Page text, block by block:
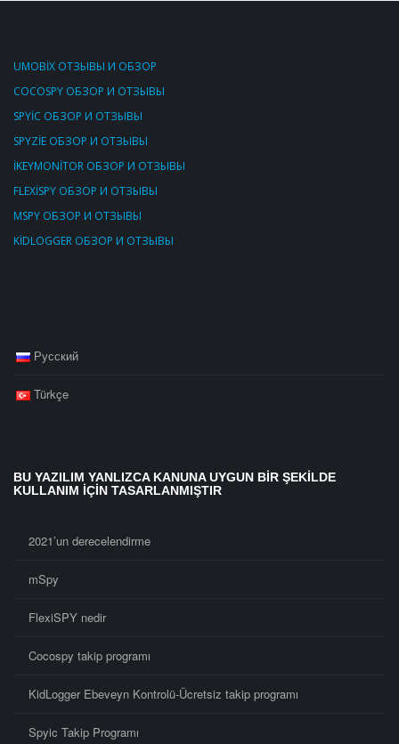
UMOBİX ОТЗЫВЫ И ОБЗОР
COCOSPY ОБЗОР И ОТЗЫВЫ
SPYİC ОБЗОР И ОТЗЫВЫ
SPYZİE ОБЗОР И ОТЗЫВЫ
İKEYMONİTOR ОБЗОР И ОТЗЫВЫ
FLEXİSPY ОБЗОР И ОТЗЫВЫ
MSPY ОБЗОР И ОТЗЫВЫ
KİDLOGGER ОБЗОР И ОТЗЫВЫ
Русский
Türkçe
BU YAZILIM YANLIZCA KANUNA UYGUN BİR ŞEKİLDE
KULLANIM İÇİN TASARLANMIŞTIR
2021’un derecelendirme
mSpy
FlexiSPY nedir
Cocospy takip programı
KidLogger Ebeveyn Kontrolü-Ücretsiz takip programı
Spyic Takip Programı